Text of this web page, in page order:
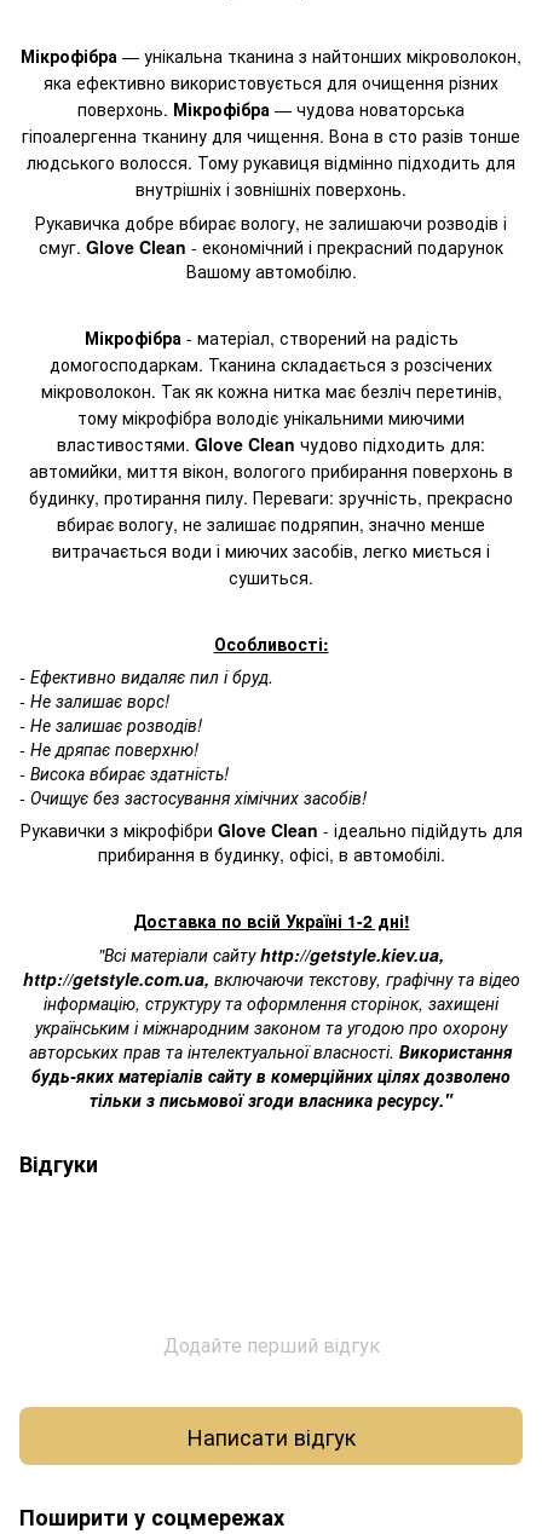
Мікрофібра — унікальна тканина з найтонших мікроволокон,
яка ефективно використовується для очищення різних
поверхонь. Мікрофібра — чудова новаторська
гіпоалергенна тканину для чищення. Вона в сто разів тонше
людського волосся. Тому рукавиця відмінно підходить для
внутрішніх і зовнішніх поверхонь.
Рукавичка добре вбирає вологу, не залишаючи розводів і
смуг. Glove Clean - економічний і прекрасний подарунок
Вашому автомобілю.
Мікрофібра - матеріал, створений на радість
домогосподаркам. Тканина складається з розсічених
мікроволокон. Так як кожна нитка має безліч перетинів,
тому мікрофібра володіє унікальними миючими
властивостями. Glove Clean чудово підходить для:
автомийки, миття вікон, вологого прибирання поверхонь в
будинку, протирання пилу. Переваги: зручність, прекрасно
вбирає вологу, не залишає подряпин, значно менше
витрачається води і миючих засобів, легко миється і
сушиться.
Особливості:
- Ефективно видаляє пил і бруд.
- Не залишає ворс!
- Не залишає розводів!
- Не дряпає поверхню!
- Висока вбирає здатність!
- Очищує без застосування хімічних засобів!
Рукавички з мікрофібри Glove Clean - ідеально підійдуть для
прибирання в будинку, офісі, в автомобілі.
Доставка по всій Україні 1-2 дні!
"Всі матеріали сайтуhttp://getstyle.kiev.ua,
http://getstyle.com.ua, включаючи текстову, графічну та відео
інформацію, структуру та оформлення сторінок, захищені
українським і міжнародним законом та угодою про охорону
авторських прав та інтелектуальної власності. Використання
будь-яких матеріалів сайту в комерційних цілях дозволено
тільки з письмової згоди власника ресурсу."
Відгуки
Додайте перший відгук
Написати відгук
Поширити у соцмережах